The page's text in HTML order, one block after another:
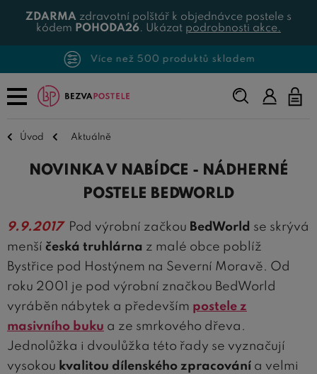
ZDARMA zdravotní polštář k objednávce postele s
kódem POHODA26. Ukázat podrobnosti akce.
Více než 500 produktů skladem
Napište,
co
Úvod Aktuálně
NOVINKA V NABÍDCE - NÁDHERNÉ
POSTELE BEDWORLD
9.9.2017 Pod výrobní začkou BedWorld se skrývá
menší česká truhlárna z malé obce poblíž
Bystřice pod Hostýnem na Severní Moravě. Od
roku 2001 je pod výrobní značkou BedWorld
vyráběn nábytek a především postele z
masivního buku a ze smrkového dřeva.
Jednolůžka i dvoulůžka této řady se vyznačují
vysokou kvalitou dílenského zpracování a velmi